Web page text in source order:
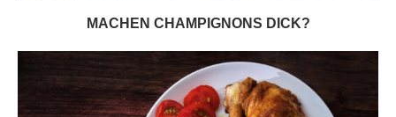
MACHEN CHAMPIGNONS DICK?